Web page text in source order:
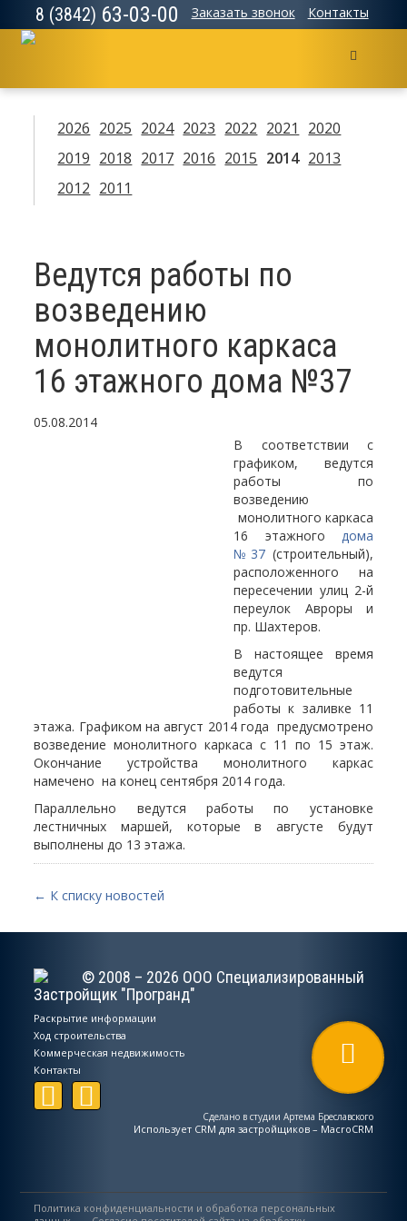
8 (3842) 63-03-00 Заказать звонок Контакты
Меню
2026 2025 2024 2023 2022 2021
2020
2019 2018 2017 2016 2015 2014 2013
2012 2011
Ведутся работы по
возведению
монолитного каркаса
16 этажного дома №37
05.08.2014
В соответствии с
графиком, ведутся
работы по
возведению
монолитного каркаса
16 этажного дома
№37(строительный),
расположенного на
пересечении улиц 2-й
переулок Авроры и
пр. Шахтеров.
В настоящее время
ведутся
подготовительные
работы к заливке 11
этажа. Графиком на август 2014 года предусмотрено
возведение монолитного каркаса с 11 по 15 этаж.
Окончание устройства монолитного каркас
намечено на конец сентября 2014 года.
Параллельно ведутся работы по установке
лестничных маршей, которые в августе будут
выполнены до 13 этажа.
← К списку новостей
© 2008 – 2026 ООО Специализированный
Застройщик "Програнд"
Раскрытие информации
Ход строительства
Коммерческая недвижимость
Контакты
Сделано в студии Артема Бреславского
Использует CRM для застройщиков – MacroCRM
Политика конфиденциальности и обработка персональных